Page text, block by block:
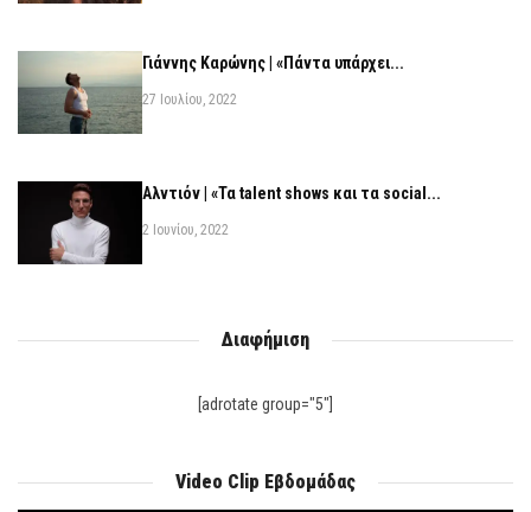
Γιάννης Καρώνης | «Πάντα υπάρχει...
27 Ιουλίου, 2022
Αλντιόν | «Τα talent shows και τα social...
2 Ιουνίου, 2022
Διαφήμιση
[adrotate group="5"]
Video Clip Εβδομάδας